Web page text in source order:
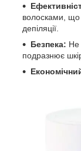
волосками, що
депіляції.
Безпека: Не
подразнює